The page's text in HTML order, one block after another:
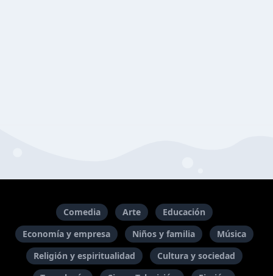
Comedia Arte
Educación
Economía y empresa
Niños y familia
Música
Religión y espiritualidad
Cultura y sociedad